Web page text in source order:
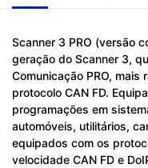
Scanner 3 PRO (versão
geração do Scanner 3,
Comunicação PRO,
protocolo CAN FD.
programações em
automóveis, utilitários,
equipados com os
velocidade CAN FD e